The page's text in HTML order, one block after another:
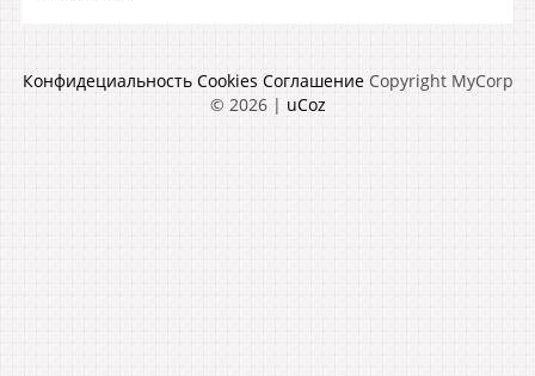
Конфидециальность Cookies Соглашение Copyright MyCorp
© 2026| uCoz